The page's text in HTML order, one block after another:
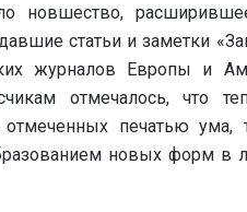
новшество,
статьи и заметки
журналов Европы и
отмечалось, что
печатью ума,
новых форм в